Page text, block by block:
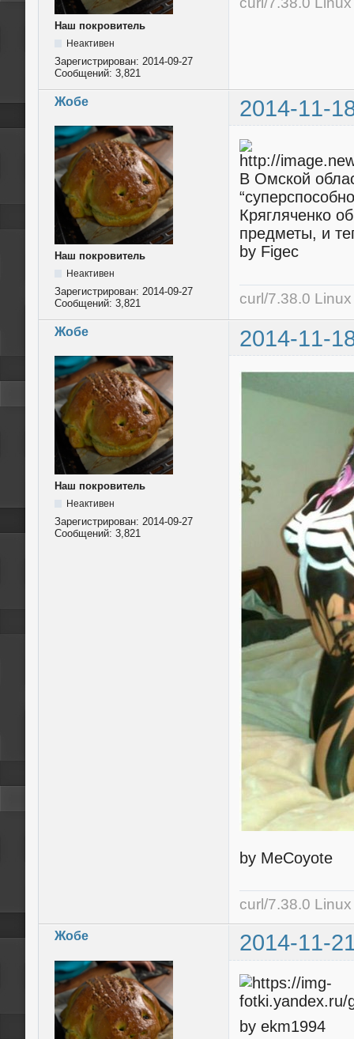
Наш покровитель
Неактивен
Зарегистрирован: 2014-09-27
Сообщений: 3,821
Жобе 2014-11-
Наш покровитель
Неактивен
Зарегистрирован: 2014-09-27
Сообщений: 3,821
В Омской
Крягляченко
предметы, и
by Figec
curl/7.38.0
Жобе 2014-11-
Наш покровитель
Неактивен
Зарегистрирован: 2014-09-27
Сообщений: 3,821
by MeCoyote
curl/7.38.0
Жобе 2014-11-
by ekm1994